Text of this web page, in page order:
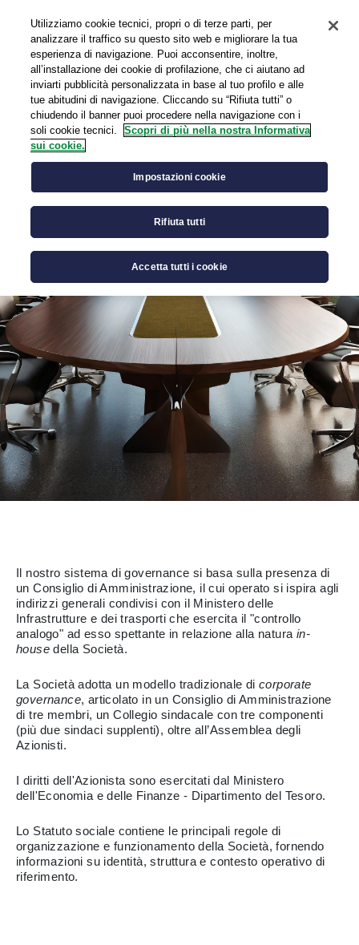
EN
Governance
Il nostro sistema di governance si basa sulla presenza di
un Consiglio di Amministrazione, il cui operato si ispira agli
indirizzi generali condivisi con il Ministero delle
Infrastrutture e dei trasporti che esercita il "controllo
analogo" ad esso spettante in relazione alla natura in-
house della Società.
La Società adotta un modello tradizionale di corporate
governance, articolato in un Consiglio di Amministrazione
di tre membri, un Collegio sindacale con tre componenti
(più due sindaci supplenti), oltre all’Assemblea degli
Azionisti.
I diritti dell'Azionista sono esercitati dal Ministero
dell'Economia e delle Finanze - Dipartimento del Tesoro.
Lo Statuto sociale contiene le principali regole di
organizzazione e funzionamento della Società, fornendo
informazioni su identità, struttura e contesto operativo di
riferimento.
Utilizziamo cookie tecnici, propri o di terze parti, per
analizzare il traffico su questo sito web e migliorare la tua
esperienza di navigazione. Puoi acconsentire, inoltre,
all’installazione dei cookie di profilazione, che ci aiutano ad
inviarti pubblicità personalizzata in base al tuo profilo e alle
tue abitudini di navigazione. Cliccando su “Rifiuta tutti” o
chiudendo il banner puoi procedere nella navigazione con i
soli cookie tecnici.
Scopri di più nella nostra Informativa
sui cookie.
Impostazioni cookie
Rifiuta tutti
Accetta tutti i cookie